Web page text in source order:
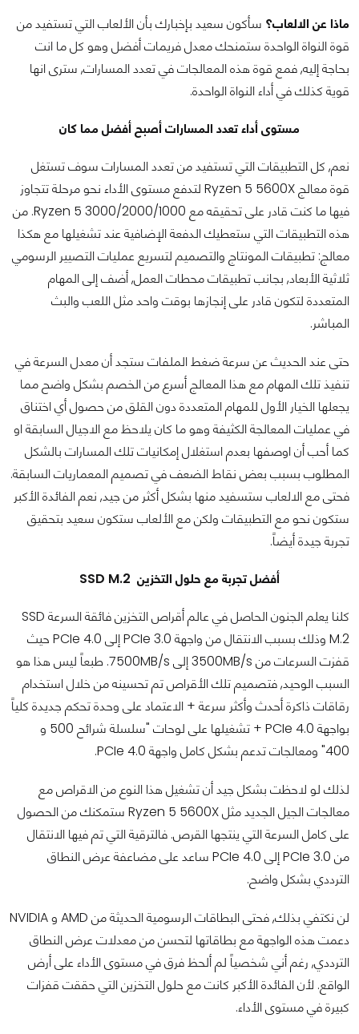
ماذا عن الالعاب؟ سأكون سعيد بإخبارك بأن الألعاب التي تستفيد من
قوة النواة الواحدة ستمنحك معدل فريمات أفضل وهو كل ما انت
بحاجة إليه, فمع قوة هذه المعالجات في تعدد المسارات, سترى انها
قوية كذلك في أداء النواة الواحدة.
مستوى أداء تعدد المسارات أصبح أفضل مما كان
نعم, كل التطبيقات التي تستفيد من تعدد المسارات سوف تستغل
قوة معالج Ryzen 5 5600X لتدفع مستوى الأداء نحو مرحلة تتجاوز
فيها ما كنت قادر على تحقيقه مع Ryzen 5 3000/2000/1000. من
هذه التطبيقات التي ستعطيك الدفعة الإضافية عند تشغيلها مع هكذا
معالج: تطبيقات المونتاج والتصميم لتسريع عمليات التصيير الرسومي
ثلاثية الأبعاد, بجانب تطبيقات محطات العمل, أضف إلى المهام
المتعددة لتكون قادر على إنجازها بوقت واحد مثل اللعب والبث
المباشر.
حتى عند الحديث عن سرعة ضغط الملفات ستجد أن معدل السرعة في
تنفيذ تلك المهام مع هذا المعالج أسرع من الخصم بشكل واضح مما
يجعلها الخيار الأول للمهام المتعددة دون القلق من حصول أي اختناق
في عمليات المعالجة الكثيفة وهو ما كان يلاحظ مع الاجيال السابقة او
كما أحب أن اوصفها بعدم استغلال إمكانيات تلك المسارات بالشكل
المطلوب بسبب بعض نقاط الضعف في تصميم المعماريات السابقة.
فحتى مع الالعاب ستسفيد منها بشكل أكثر من جيد, نعم الفائدة الأكبر
ستكون نحو مع التطبيقات ولكن مع الألعاب ستكون سعيد بتحقيق
تجربة جيدة أيضاً.
أفضل تجربة مع حلول التخزين SSD M.2
كلنا يعلم الجنون الحاصل في عالم أقراص التخزين فائقة السرعة SSD
M.2 وذلك بسبب الانتقال من واجهة PCIe 3.0 إلى PCIe 4.0 حيث
قفزت السرعات من 3500MB/s إلى 7500MB/s. طبعاً ليس هذا هو
السبب الوحيد, فتصميم تلك الأقراص تم تحسينه من خلال استخدام
رقاقات ذاكرة أحدث وأكثر سرعة + الاعتماد على وحدة تحكم جديدة كلياً
بواجهة PCIe 4.0 + تشغيلها على لوحات "سلسلة شرائح 500 و
400" ومعالجات تدعم بشكل كامل واجهة PCIe 4.0.
لذلك لو لاحظت بشكل جيد أن تشغيل هذا النوع من الاقراص مع
معالجات الجيل الجديد مثل Ryzen 5 5600X ستمكنك من الحصول
على كامل السرعة التي ينتجها القرص. فالترقية التي تم فيها الانتقال
من PCIe 3.0 إلى PCIe 4.0 ساعد على مضاعفة عرض النطاق
الترددي بشكل واضح.
لن نكتفي بذلك, فحتى البطاقات الرسومية الحديثة من AMD و NVIDIA
دعمت هذه الواجهة مع بطاقاتها لتحسن من معدلات عرض النطاق
الترددي, رغم أني شخصياً لم ألحظ فرق في مستوى الأداء على أرض
الواقع. لأن الفائدة الأكبر كانت مع حلول التخزين التي حققت قفزات
كبيرة في مستوى الأداء.